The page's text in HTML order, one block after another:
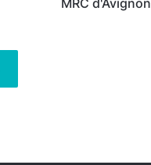
MRC d'Avignon